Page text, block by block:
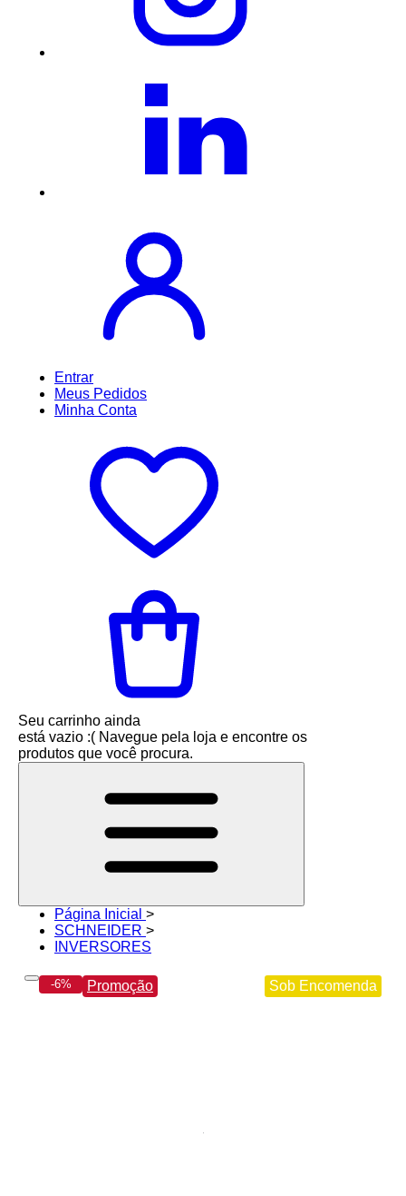
Entrar
Meus Pedidos
Minha Conta
Seu carrinho ainda
está vazio :( Navegue pela loja e encontre os
produtos que você procura.
Página Inicial >
SCHNEIDER >
INVERSORES
-6% Promoção Sob Encomenda